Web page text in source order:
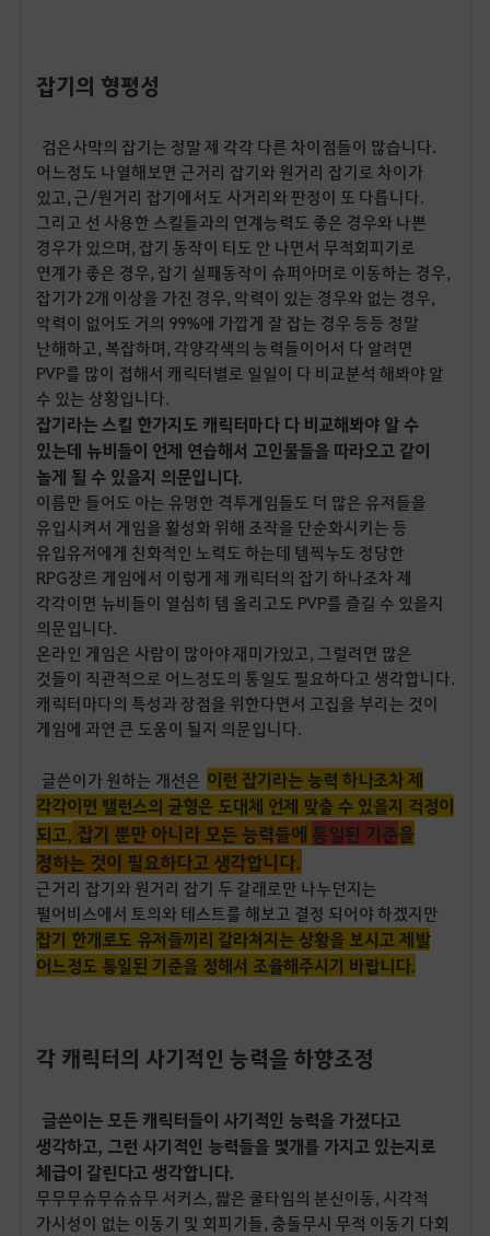
잡기의 형평성
검은사막의 잡기는 정말 제 각각 다른 차이점들이 많습니다.
어느정도 나열해보면 근거리 잡기와 원거리 잡기로 차이가
있고, 근/원거리 잡기에서도 사거리와 판정이 또 다릅니다.
그리고 선 사용한 스킬들과의 연계능력도 좋은 경우와 나쁜
경우가 있으며, 잡기 동작이 티도 안 나면서 무적회피기로
연계가 좋은 경우, 잡기 실패동작이 슈퍼아머로 이동하는 경우,
잡기가 2개 이상을 가진 경우, 악력이 있는 경우와 없는 경우,
악력이 없어도 거의 99%에 가깝게 잘 잡는 경우 등등 정말
난해하고, 복잡하며, 각양각색의 능력들이어서 다 알려면
PVP를 많이 접해서 캐릭터별로 일일이 다 비교분석 해봐야 알
수 있는 상황입니다.
잡기라는 스킬 한가지도 캐릭터마다 다 비교해봐야 알 수
있는데 뉴비들이 언제 연습해서 고인물들을 따라오고 같이
놀게 될 수 있을지 의문입니다.
이름만 들어도 아는 유명한 격투게임들도 더 많은 유저들을
유입시켜서 게임을 활성화 위해 조작을 단순화시키는 등
유입유저에게 친화적인 노력도 하는데 템찍누도 정당한
RPG장르 게임에서 이렇게 제 캐릭터의 잡기 하나조차 제
각각이면 뉴비들이 열심히 템 올리고도 PVP를 즐길 수 있을지
의문입니다.
온라인 게임은 사람이 많아야 재미가있고, 그럴려면 많은
것들이 직관적으로 어느정도의 통일도 필요하다고 생각합니다.
캐릭터마다의 특성과 장점을 위한다면서 고집을 부리는 것이
게임에 과연 큰 도움이 될지 의문입니다.
글쓴이가 원하는 개선은 이런 잡기라는 능력 하나조차 제
각각이면 밸런스의 균형은 도대체 언제 맞출 수 있을지 걱정이
되고, 잡기 뿐만 아니라 모든 능력들에 통일된 기준을
정하는 것이 필요하다고 생각합니다.
근거리 잡기와 원거리 잡기 두 갈래로만 나누던지는
펄어비스에서 토의와 테스트를 해보고 결정 되어야 하겠지만
잡기 한개로도 유저들끼리 갈라쳐지는 상황을 보시고 제발
어느정도 통일된 기준을 정해서 조율해주시기 바랍니다.
각 캐릭터의 사기적인 능력을 하향조정
글쓴이는 모든 캐릭터들이 사기적인 능력을 가졌다고
생각하고, 그런 사기적인 능력들을 몇개를 가지고 있는지로
체급이 갈린다고 생각합니다.
무무무슈무슈슈무 서커스, 짧은 쿨타임의 분신이동, 시각적
가시성이 없는 이동기 및 회피기들, 충돌무시 무적 이동기 다회